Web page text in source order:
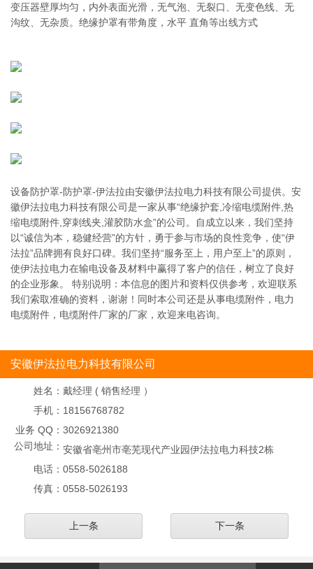
变压器壁厚均匀，内外表面光滑，无气泡、无裂口、无变色线、无
沟纹、无杂质。绝缘护罩有带角度，水平 直角等出线方式
设备防护罩-防护罩-伊法拉由安徽伊法拉电力科技有限公司提供。安
徽伊法拉电力科技有限公司是一家从事“绝缘护套,冷缩电缆附件,热
缩电缆附件,穿刺线夹,灌胶防水盒”的公司。自成立以来，我们坚持
以“诚信为本，稳健经营”的方针，勇于参与市场的良性竞争，使“伊
法拉”品牌拥有良好口碑。我们坚持“服务至上，用户至上”的原则，
使伊法拉电力在输电设备及材料中赢得了客户的信任，树立了良好
的企业形象。 特别说明：本信息的图片和资料仅供参考，欢迎联系
我们索取准确的资料，谢谢！同时本公司还是从事电缆附件，电力
电缆附件，电缆附件厂家的厂家，欢迎来电咨询。
安徽伊法拉电力科技有限公司
姓名： 戴经理 ( 销售经理 ）
手机： 18156768782
业务 QQ： 3026921380
公司地址： 安徽省亳州市亳芜现代产业园伊法拉电力科技2栋
电话： 0558-5026188
传真： 0558-5026193
上一条 下一条